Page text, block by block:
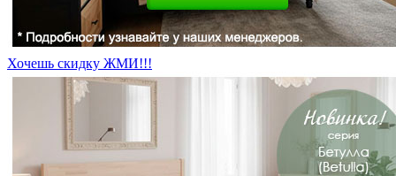
Хочешь скидку ЖМИ!!!